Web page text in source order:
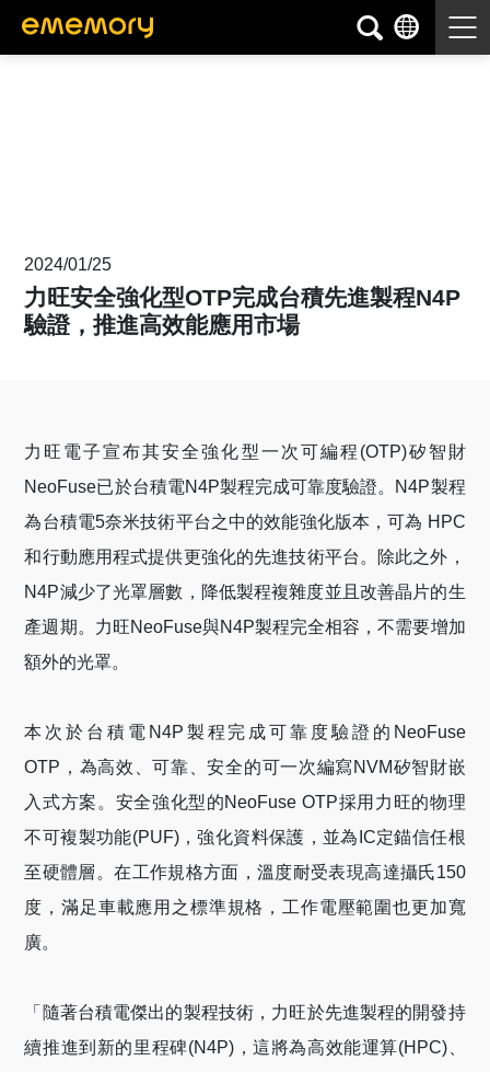
2024/01/25
力旺安全強化型OTP完成台積先進製程N4P
驗證，推進高效能應用市場
力旺電子宣布其安全強化型一次可編程 (OTP)矽智財
NeoFuse已於台積電N4P製程完成可靠度驗證。 N4P製程
為台積電5奈米技術平台之中的效能強化版本，可為 HPC
和行動應用程式提供更強化的先進技術平台。除此之外，
N4P減少了光罩層數，降低製程複雜度並且改善晶片的生
產週期。力旺NeoFuse與N4P製程完全相容，不需要增加
額外的光罩。
本次於台積電 N4P 製程完成可靠度驗證的 NeoFuse
OTP ，為高效、可靠、安全的可一次編寫 NVM矽智財嵌
入式方案。安全強化型的NeoFuse OTP採用力旺的物理
不可複製功能(PUF)，強化資料保護，並為 IC定錨信任根
至硬體層。在工作規格方面，溫度耐受表現高達攝氏150
度，滿足車載應用之標準規格，工作電壓範圍也更加寬
廣。
「隨著台積電傑出的製程技術，力旺於先進製程的開發持
續推進到新的里程碑(N4P)，這將為高效能運算(HPC)、